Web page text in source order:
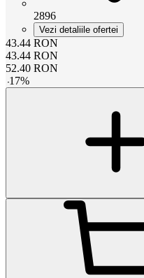
2896
Vezi detaliile ofertei
43.44 RON
43.44 RON
52.40 RON
-17%